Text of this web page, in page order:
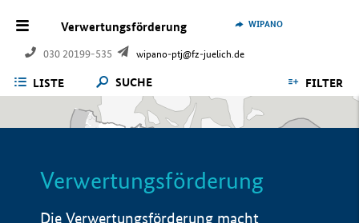
Verwertungsförderung
030 20199-535 wipano-ptj@fz-juelich.de
WIPANO
LISTE SUCHE FILTER
Verwertungsförderung
Die Verwertungsförderung macht